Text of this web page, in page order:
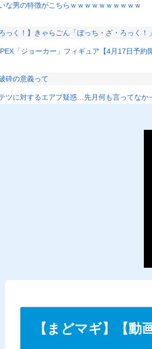
な男の特徴がこちらｗｗｗｗｗｗｗｗｗｗ
っく！】きゃらごん「ぼっち・ざ・ろっく
「ジョーカー」フィギュア【4月17日予約
砕の意義って
テツに対するエアプ疑惑…先月何も言ってな
【まどマギ】【